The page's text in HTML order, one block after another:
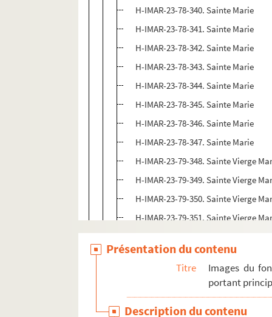
H-IMAR-23-78-340. Sainte Marie
H-IMAR-23-78-341. Sainte Marie
H-IMAR-23-78-342. Sainte Marie
H-IMAR-23-78-343. Sainte Marie
H-IMAR-23-78-344. Sainte Marie
H-IMAR-23-78-345. Sainte Marie
H-IMAR-23-78-346. Sainte Marie
H-IMAR-23-78-347. Sainte Marie
H-IMAR-23-79-348. Sainte Vierge
H-IMAR-23-79-349. Sainte Vierge
H-IMAR-23-79-350. Sainte Vierge
H-IMAR-23-79-351. Sainte Vierge
H-IMAR-23-80-352. Sainte Vierge
H-IMAR-23-80-353. Sainte Vierge
H-IMAR-23-81-354. La Vierge à la
H-IMAR-23-81-356. La Vierge à la
Présentation du contenu
Titre
Images du
portant
Description du contenu